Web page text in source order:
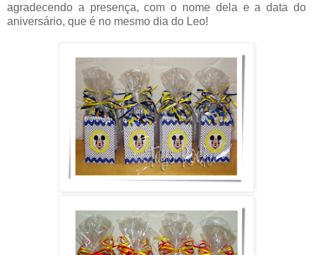
agradecendo a presença, com o nome dela e a data do
aniversário, que é no mesmo dia do Leo!